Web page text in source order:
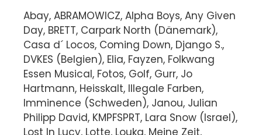
Abay, ABRAMOWICZ, Alpha Boys, Any Given
Day, BRETT, Carpark North (Dänemark),
Casa d´ Locos, Coming Down, Django S.,
DVKES (Belgien), Elia, Fayzen, Folkwang
Essen Musical, Fotos, Golf, Gurr, Jo
Hartmann, Heisskalt, Illegale Farben,
Imminence (Schweden), Janou, Julian
Philipp David, KMPFSPRT, Lara Snow (Israel),
Lost In Lucy, Lotte, Louka, Meine Zeit,